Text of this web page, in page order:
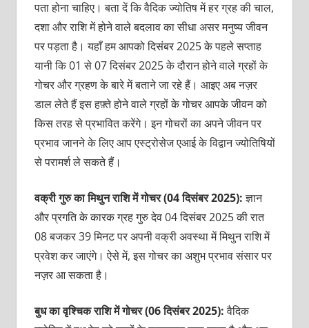
पता होना चाहिए। बता दें कि वैदिक ज्योतिष में हर ग्रह की चाल,
दशा और राशि में होने वाले बदलाव का सीधा असर मनुष्य जीवन
पर पड़ता है। यहाँ हम आपको दिसंबर 2025 के पहले सप्ताह
यानी कि 01 से 07 दिसंबर 2025 के दौरान होने वाले ग्रहों के
गोचर और ग्रहण के बारे में बताने जा रहे हैं। आइए अब नज़र
डाल लेते हैं इस हफ़्ते होने वाले ग्रहों के गोचर आपके जीवन को
किस तरह से प्रभावित करेंगे। इन गोचरों का अपने जीवन पर
प्रभाव जानने के लिए आप एस्ट्रोसेज एआई के विद्वान ज्योतिषियों
से परामर्श ले सकते हैं।
वक्री गुरु का मिथुन राशि में गोचर (04 दिसंबर 2025):ज्ञान
और प्रगति के कारक ग्रह गुरु देव 04 दिसंबर 2025 की रात
08 बजकर 39 मिनट पर अपनी वक्री अवस्था में मिथुन राशि में
प्रवेश कर जाएंगे। ऐसे में, इस गोचर का अशुभ प्रभाव संसार पर
नज़र आ सकता है।
बुध का वृश्चिक राशि में गोचर (06 दिसंबर 2025):वैदिक